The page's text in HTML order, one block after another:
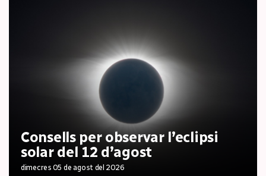
Consells per observar l’eclipsi
solar del 12 d’agost
dimecres 05 de agost del 2026